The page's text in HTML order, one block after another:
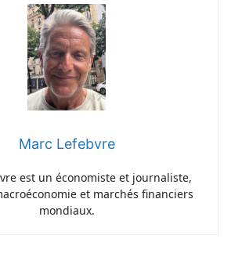
Marc Lefebvre
est un économiste et journaliste,
et marchés financiers
mondiaux.